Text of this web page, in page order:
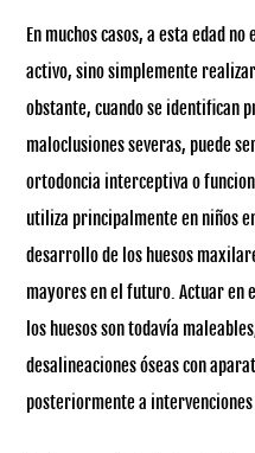
En muchos casos, a esta edad
activo, sino simplemente
obstante, cuando se identifican
maloclusiones severas, puede
ortodoncia interceptiva o
utiliza principalmente en niños
desarrollo de los huesos
mayores en el futuro. Actuar en
los huesos son todavía
desalineaciones óseas con
posteriormente a